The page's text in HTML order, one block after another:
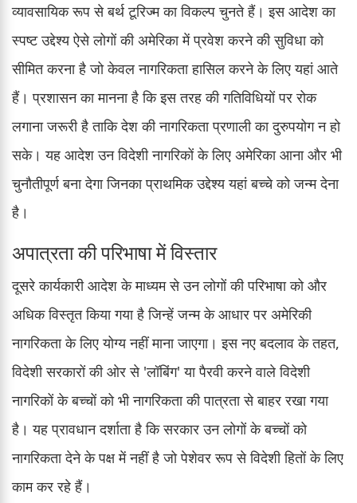
व्यावसायिक रूप से बर्थ टूरिज्म का विकल्प चुनते हैं। इस आदेश का
स्पष्ट उद्देश्य ऐसे लोगों की अमेरिका में प्रवेश करने की सुविधा को
सीमित करना है जो केवल नागरिकता हासिल करने के लिए यहां आते
हैं। प्रशासन का मानना है कि इस तरह की गतिविधियों पर रोक
लगाना जरूरी है ताकि देश की नागरिकता प्रणाली का दुरुपयोग न हो
सके। यह आदेश उन विदेशी नागरिकों के लिए अमेरिका आना और भी
चुनौतीपूर्ण बना देगा जिनका प्राथमिक उद्देश्य यहां बच्चे को जन्म देना
है।
अपात्रता की परिभाषा में विस्तार
दूसरे कार्यकारी आदेश के माध्यम से उन लोगों की परिभाषा को और
अधिक विस्तृत किया गया है जिन्हें जन्म के आधार पर अमेरिकी
नागरिकता के लिए योग्य नहीं माना जाएगा। इस नए बदलाव के तहत,
विदेशी सरकारों की ओर से 'लॉबिंग' या पैरवी करने वाले विदेशी
नागरिकों के बच्चों को भी नागरिकता की पात्रता से बाहर रखा गया
है। यह प्रावधान दर्शाता है कि सरकार उन लोगों के बच्चों को
नागरिकता देने के पक्ष में नहीं है जो पेशेवर रूप से विदेशी हितों के लिए
काम कर रहे हैं।